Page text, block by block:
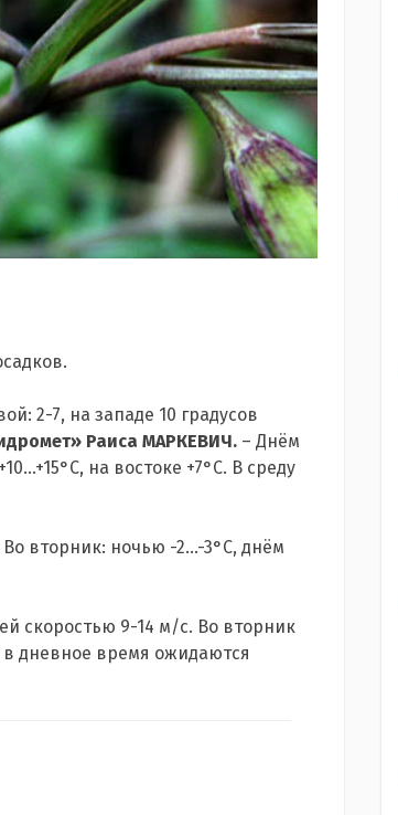
2-7, на западе 10 градусов
Раиса МАРКЕВИЧ. – Днём
на востоке +7°С. В среду
вторник: ночью -2…-3°С, днём
скоростью 9-14 м/с. Во вторник
в дневное время ожидаются